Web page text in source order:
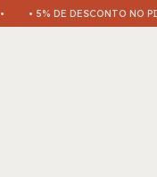
• 5% DE DESCONTO NO PIX •